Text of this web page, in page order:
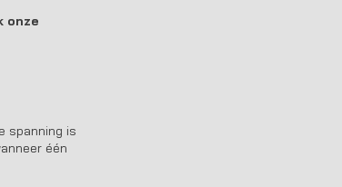
onze
spanning is
één